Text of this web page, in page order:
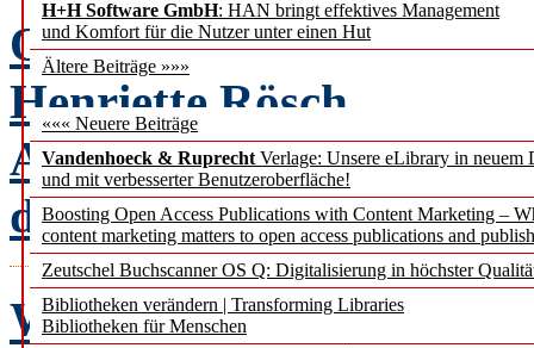
H+H Software GmbH: HAN bringt effektives Management
und Komfort für die Nutzer unter einen Hut
Ältere Beiträge »»»
««« Neuere Beiträge
Vandenhoeck & Ruprecht Verlage: Unsere eLibrary in neuem
und mit verbesserter Benutzeroberfläche!
Boosting Open Access Publications with Content Marketing –
content marketing matters to open access publications and
Zeutschel Buchscanner OS Q: Digitalisierung in höchster
Bibliotheken verändern | Transforming Libraries
Bibliotheken für Menschen
Open Access als
Henriette Rösch
Auswirkungen der
die Erwerbungs- und
Wer, wie, was – und